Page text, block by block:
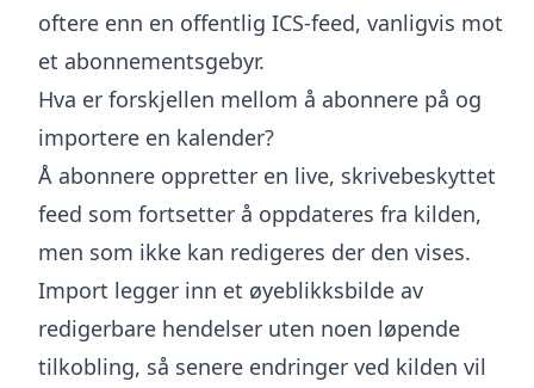
oftere enn en offentlig ICS-feed, vanligvis mot
et abonnementsgebyr.
Hva er forskjellen mellom å abonnere på og
importere en kalender?
Å abonnere oppretter en live, skrivebeskyttet
feed som fortsetter å oppdateres fra kilden,
men som ikke kan redigeres der den vises.
Import legger inn et øyeblikksbilde av
redigerbare hendelser uten noen løpende
tilkobling, så senere endringer ved kilden vil